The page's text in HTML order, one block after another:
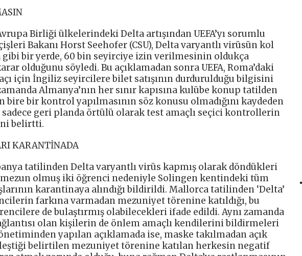
Birliği ülkelerindeki Delta artışından UEFA’yı sorumlu
Bakanı Horst Seehofer (CSU), Delta varyantlı virüsün kol
gibi bir yerde, 60 bin seyirciye izin verilmesinin oldukça
olduğunu söyledi. Bu açıklamadan sonra UEFA, Roma’daki
için İngiliz seyircilere bilet satışının durdurulduğu bilgisini
Almanya’nın her sınır kapısına kulübe konup tatilden
bire bir kontrol yapılmasının söz konusu olmadığını kaydeden
sadece geri planda örtülü olarak test amaçlı seçici kontrollerin
belirtti.
KARANTİNADA
tatilinden Delta varyantlı virüs kapmış olarak döndükleri
olmuş iki öğrenci nedeniyle Solingen kentindeki tüm
karantinaya alındığı bildirildi. Mallorca tatilinden ‘Delta’
farkına varmadan mezuniyet törenine katıldığı, bu
de bulaştırmış olabilecekleri ifade edildi. Aynı zamanda
olan kişilerin de önlem amaçlı kendilerini bildirmeleri
yapılan açıklamada ise, maske takılmadan açık
belirtilen mezuniyet törenine katılan herkesin negatif